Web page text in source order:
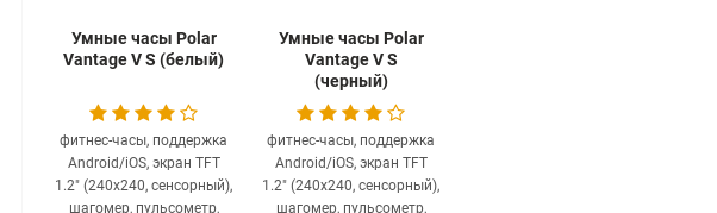
Умные часы Polar
Vantage V S (белый)
фитнес-часы, поддержка
Android/iOS, экран TFT
1.2" (240x240, сенсорный),
шагомер, пульсометр,
Умные часы Polar
Vantage V S
(черный)
фитнес-часы, поддержка
Android/iOS, экран TFT
1.2" (240x240, сенсорный),
шагомер, пульсометр,